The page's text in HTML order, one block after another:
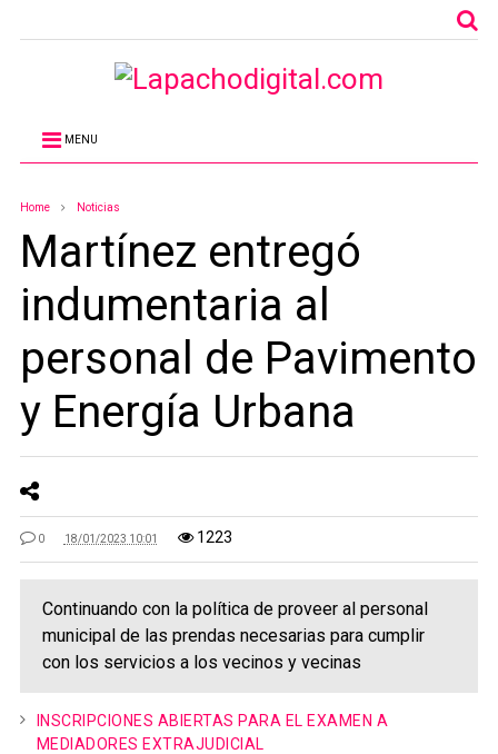
MENU
Home Noticias
Martínez entregó
indumentaria al
personal de Pavimento
y Energía Urbana
0 18/01/2023 10:01 1223
Continuando con la política de proveer al personal
municipal de las prendas necesarias para cumplir
con los servicios a los vecinos y vecinas
INSCRIPCIONES ABIERTAS PARA EL EXAMEN A
MEDIADORES EXTRAJUDICIAL